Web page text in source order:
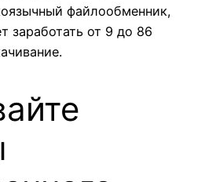
файлообменник,
заработать от 9 до 86